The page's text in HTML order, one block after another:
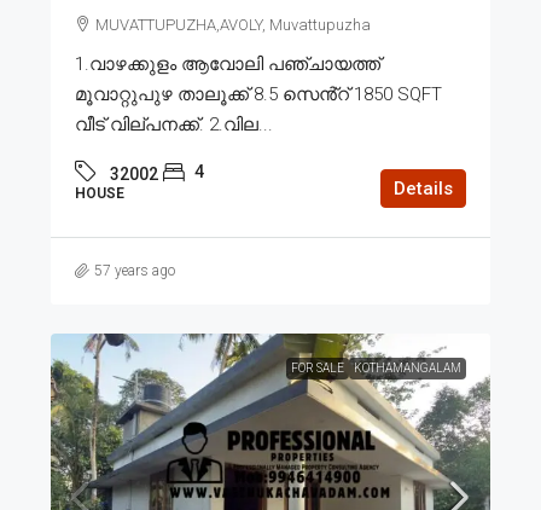
MUVATTUPUZHA,AVOLY, Muvattupuzha
1.വാഴക്കുളം ആവോലി പഞ്ചായത്ത്
മൂവാറ്റുപുഴ താലൂക്ക് 8.5 സെൻ്റ് 1850 SQFT
വീട് വില്പനക്ക്. 2.വില...
32002 4
HOUSE Details
57 years ago
FOR SALE KOTHAMANGALAM